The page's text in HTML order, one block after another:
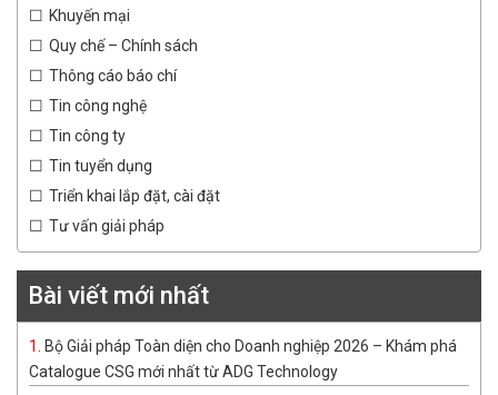
Khuyến mại
Quy chế – Chính sách
Thông cáo báo chí
Tin công nghệ
Tin công ty
Tin tuyển dụng
Triển khai lắp đặt, cài đặt
Tư vấn giải pháp
Bài viết mới nhất
Bộ Giải pháp Toàn diện cho Doanh nghiệp 2026 – Khám phá
Catalogue CSG mới nhất từ ADG Technology